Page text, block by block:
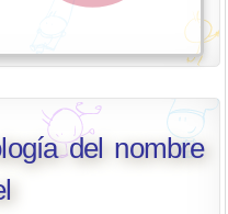
del nombre